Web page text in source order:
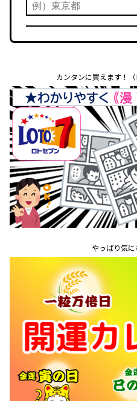
カンタンに買えます！（
やっぱり気に